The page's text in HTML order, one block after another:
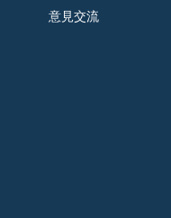
意見交流